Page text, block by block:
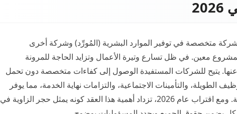
شركة متخصصة في توفير الموارد البشرية (المُورِّد) وشركة أخرى
معين. في ظل تسارع وتيرة الأعمال وتزايد الحاجة للمرونة
عنها. يتيح للشركات المستفيدة الوصول إلى كفاءات متخصصة دون تحمل
الطويلة، والتأمينات الاجتماعية، والتزامات نهاية الخدمة، مما يوفر
مرونة فائقة في إدارة المشاريع والمواسم الإنتاجية المزدحمة. ومع اقتراب عام 2026، تزداد أهمية هذا العقد كونه يمثل حجر الزاوية في